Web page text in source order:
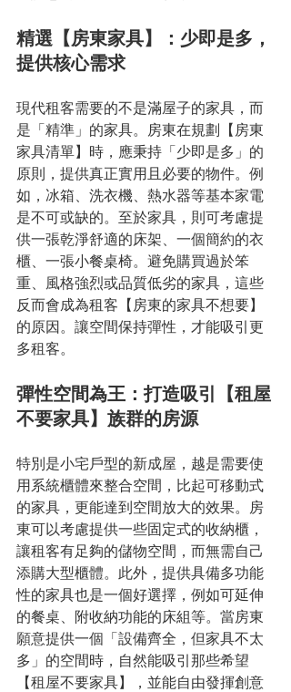
精選【房東家具】：少即是多，
提供核心需求
現代租客需要的不是滿屋子的家具，而
是「精準」的家具。房東在規劃【房東
家具清單】時，應秉持「少即是多」的
原則，提供真正實用且必要的物件。例
如，冰箱、洗衣機、熱水器等基本家電
是不可或缺的。至於家具，則可考慮提
供一張乾淨舒適的床架、一個簡約的衣
櫃、一張小餐桌椅。避免購買過於笨
重、風格強烈或品質低劣的家具，這些
反而會成為租客【房東的家具不想要】
的原因。讓空間保持彈性，才能吸引更
多租客。
彈性空間為王：打造吸引【租屋
不要家具】族群的房源
特別是小宅戶型的新成屋，越是需要使
用系統櫃體來整合空間，比起可移動式
的家具，更能達到空間放大的效果。房
東可以考慮提供一些固定式的收納櫃，
讓租客有足夠的儲物空間，而無需自己
添購大型櫃體。此外，提供具備多功能
性的家具也是一個好選擇，例如可延伸
的餐桌、附收納功能的床組等。當房東
願意提供一個「設備齊全，但家具不太
多」的空間時，自然能吸引那些希望
【租屋不要家具】，並能自由發揮創意